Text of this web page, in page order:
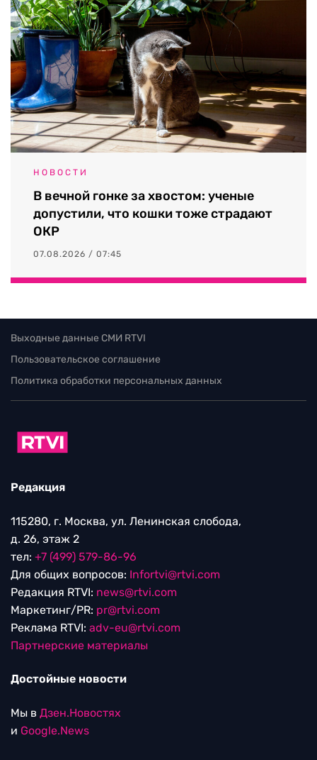
НОВОСТИ
В вечной гонке за хвостом: ученые
допустили, что кошки тоже страдают
ОКР
07.08.2026 / 07:45
Выходные данные СМИ RTVI
Пользовательское соглашение
Политика обработки персональных данных
Редакция
115280, г. Москва, ул. Ленинская слобода,
д. 26, этаж 2
тел: +7 (499) 579-86-96
Для общих вопросов: Infortvi@rtvi.com
Редакция RTVI: news@rtvi.com
Маркетинг/PR: pr@rtvi.com
Реклама RTVI: adv-eu@rtvi.com
Партнерские материалы
Достойные новости
Мы в Дзен.Новостях
и Google.News